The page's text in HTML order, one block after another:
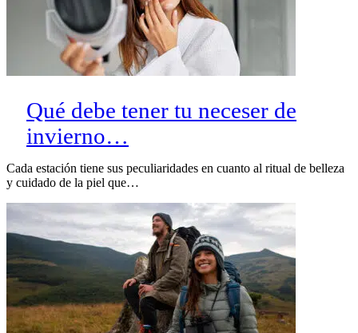
Qué debe tener tu neceser de
invierno…
Cada estación tiene sus peculiaridades en cuanto al ritual de belleza
y cuidado de la piel que…